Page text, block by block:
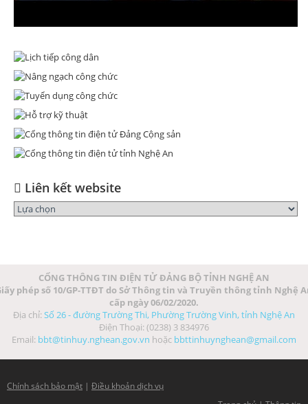
Liên kết website
CỔNG THÔNG TIN ĐIỆN TỬ ĐẢNG BỘ TỈNH NGHỆ AN
phép số 10/GP-TTĐT do Sở Thông tin và Truyền thông tỉnh Nghệ
cấp ngày 06/02/2020.
Địa chỉ: Số 26 - đường Trường Thi, Phường Trường Vinh, tỉnh Nghệ An
Điện Thoại: (0238) 3 834976
Email: bbt@tinhuy.nghean.gov.vn hoặc bbttinhuynghean@gmail.com
Chính sách bảo mật | Điều khoản dịch vụ